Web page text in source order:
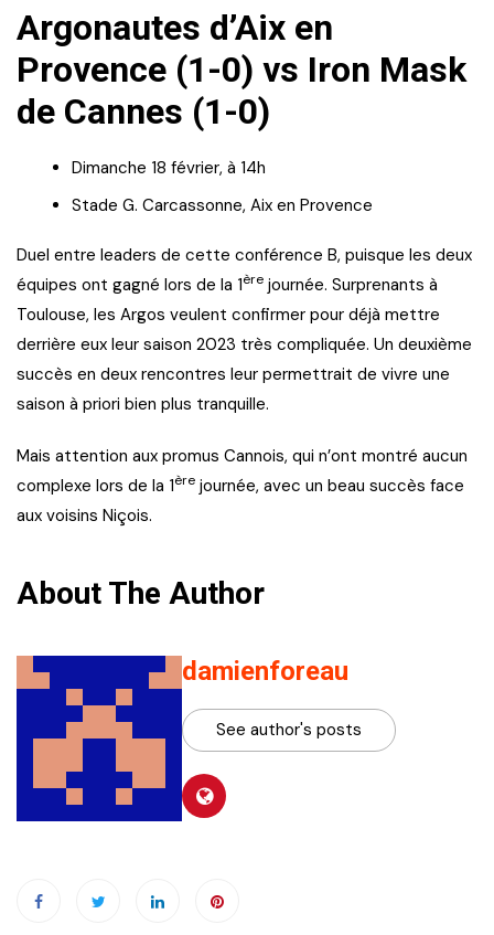
Argonautes d’Aix en
Provence (1-0) vs Iron Mask
de Cannes (1-0)
Dimanche 18 février, à 14h
Stade G. Carcassonne, Aix en Provence
Duel entre leaders de cette conférence B, puisque les deux
équipes ont gagné lors de la 1ère journée. Surprenants à
Toulouse, les Argos veulent confirmer pour déjà mettre
derrière eux leur saison 2023 très compliquée. Un deuxième
succès en deux rencontres leur permettrait de vivre une
saison à priori bien plus tranquille.
Mais attention aux promus Cannois, qui n’ont montré aucun
complexe lors de la 1ère journée, avec un beau succès face
aux voisins Niçois.
About The Author
damienforeau
See author's posts